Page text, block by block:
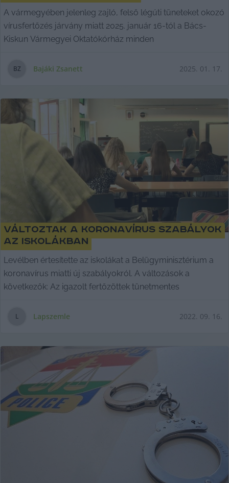
A vármegyében jelenleg zajló, felső légúti tüneteket okozó
vírusfertőzés járvány miatt 2025. január 16-tól a Bács-
Kiskun Vármegyei Oktatókórház minden
BZ Bajáki Zsanett 2025. 01. 17.
Változtak a koronavírus szabályok
az iskolákban
Levélben értesítette az iskolákat a Belügyminisztérium a
koronavírus miatti új szabályokról. A változások a
következők: Az igazolt fertőzöttek tünetmentes
L Lapszemle 2022. 09. 16.